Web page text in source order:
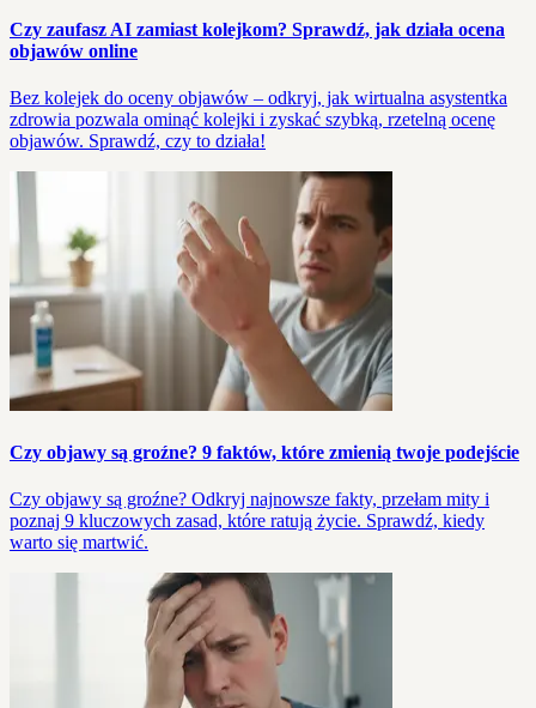
Czy zaufasz AI zamiast kolejkom? Sprawdź, jak działa ocena
objawów online
Bez kolejek do oceny objawów – odkryj, jak wirtualna asystentka
zdrowia pozwala ominąć kolejki i zyskać szybką, rzetelną ocenę
objawów. Sprawdź, czy to działa!
Czy objawy są groźne? 9 faktów, które zmienią twoje podejście
Czy objawy są groźne? Odkryj najnowsze fakty, przełam mity i
poznaj 9 kluczowych zasad, które ratują życie. Sprawdź, kiedy
warto się martwić.